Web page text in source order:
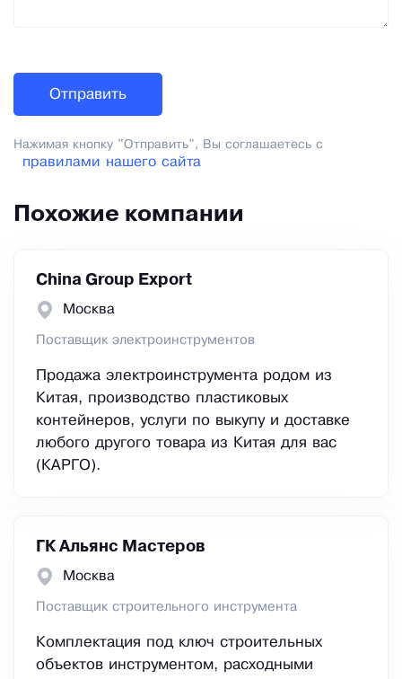
Нажимая кнопку "Отправить", Вы соглашаетесь с
правилами нашего сайта
Похожие компании
China Group Export
Москва
Поставщик электроинструментов
Продажа электроинструмента родом из
Китая, производство пластиковых
контейнеров, услуги по выкупу и доставке
любого другого товара из Китая для вас
(КАРГО).
ГК Альянс Мастеров
Москва
Поставщик строительного инструмента
Комплектация под ключ строительных
объектов инструментом, расходными